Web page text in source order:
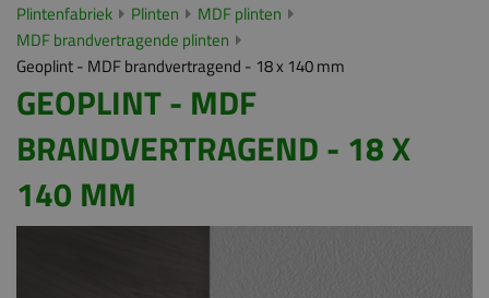
Plintenfabriek Plinten
MDF plinten
MDF brandvertragende plinten
Geoplint - MDF brandvertragend - 18 x 140 mm
GEOPLINT - MDF
BRANDVERTRAGEND - 18 X
140 MM